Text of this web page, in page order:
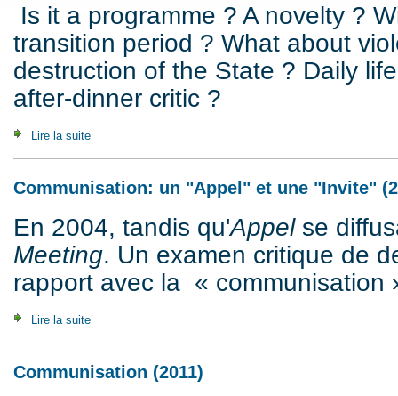
Is it a programme ? A novelty ?
transition period ? What about
destruction of the State ? Daily
after-dinner critic ?
Lire la suite
Communisation: un "Appel" et une "Invite"
En 2004, tandis qu'Appelse
Meeting. Un examen critique de
rapport avec la « communisation
Lire la suite
Communisation (2011)